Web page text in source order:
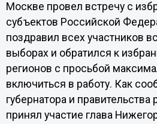
Москве провел встречу с
субъектов Российской
поздравил всех участников
выборах и обратился к
регионов с просьбой
включиться в работу. Как
губернатора и правительства
принял участие глава